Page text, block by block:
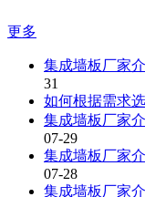
更多
集成墙板厂家
31
如何根据需求
集成墙板厂家
07-29
集成墙板厂家
07-28
集成墙板厂家